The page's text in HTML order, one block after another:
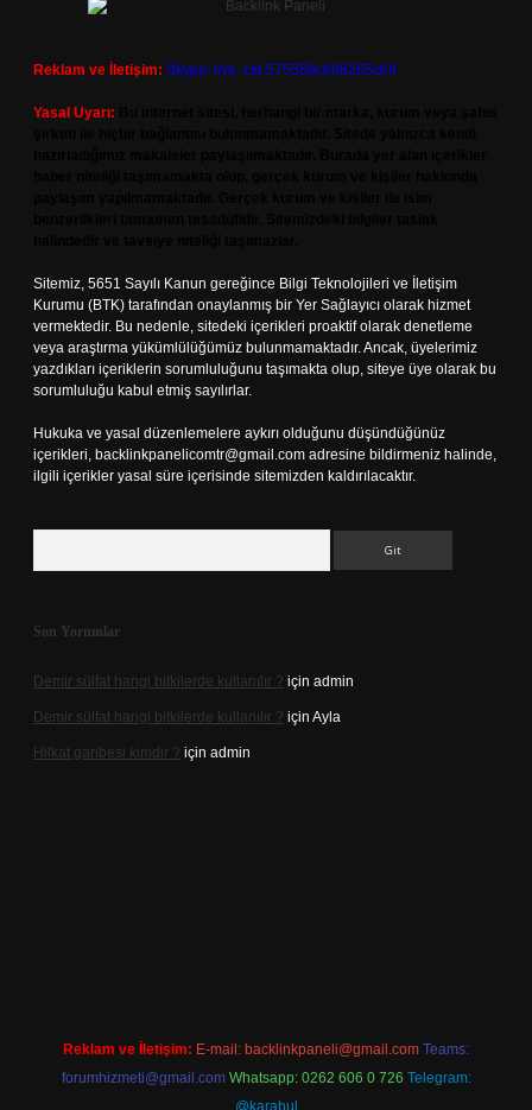
Reklam ve İletişim: Skype: live:.cid.575569c608265c69
Yasal Uyarı:
Sitemiz, 5651 Sayılı Kanun gereğince Bilgi Teknolojileri ve İletişim
Kurumu (BTK) tarafından onaylanmış bir Yer Sağlayıcı olarak hizmet
vermektedir. Bu nedenle, sitedeki içerikleri proaktif olarak denetleme
veya araştırma yükümlülüğümüz bulunmamaktadır. Ancak, üyelerimiz
yazdıkları içeriklerin sorumluluğunu taşımakta olup, siteye üye olarak bu
sorumluluğu kabul etmiş sayılırlar.
Hukuka ve yasal düzenlemelere aykırı olduğunu düşündüğünüz
içerikleri, backlinkpanelicomtr@gmail.com adresine bildirmeniz halinde,
ilgili içerikler yasal süre içerisinde sitemizden kaldırılacaktır.
Son Yorumlar
Demir sülfat hangi bitkilerde kullanılır ? için admin
Demir sülfat hangi bitkilerde kullanılır ? için Ayla
Hilkat garibesi kimdir ? için admin
Reklam ve İletişim: E-mail: backlinkpaneli@gmail.com Teams:
forumhizmeti@gmail.com Whatsapp: 0262 606 0 726 Telegram:
@karabul